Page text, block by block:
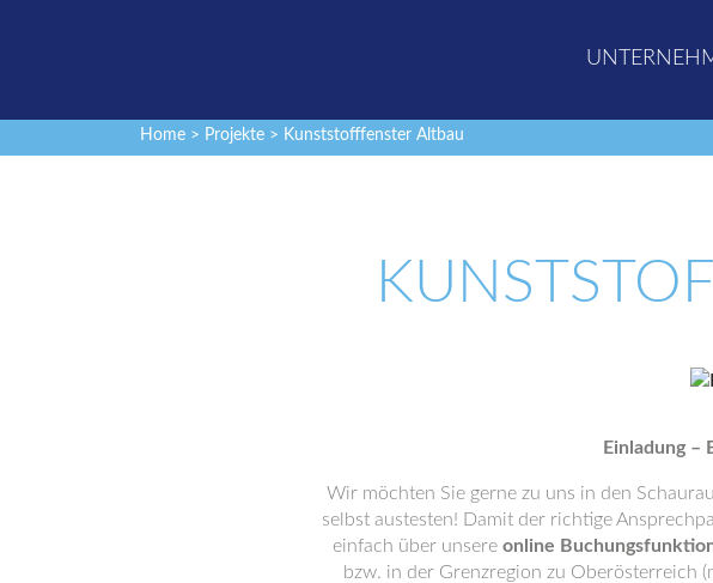
Home > Projekte > Kunststofffenster Altbau
Einladung –
Wir möchten Sie gerne zu uns in den
selbst austesten! Damit der richtige
einfach über unsere online
bzw. in der Grenzregion zu Oberösterreich